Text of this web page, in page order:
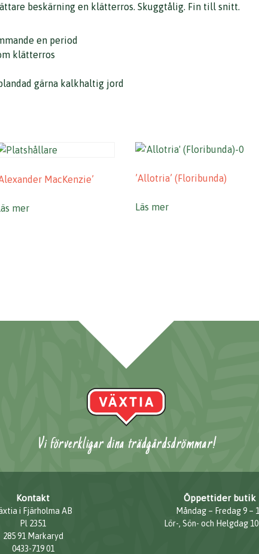
beskärning en klätterros. Skuggtålig. Fin till snitt.
en period
klätterros
gärna kalkhaltig jord
MacKenzie’
mer
’Allotria’ (Floribunda)
Läs mer
Vi förverkligar dina trädgårdsdrömmar!
Kontakt
i Fjärholma AB
Pl 2351
285 91 Markaryd
0433-719 01
Öppettider butik
Måndag – Fredag 9 –
Lör-, Sön- och Helgdag